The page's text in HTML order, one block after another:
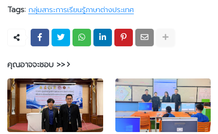
Tags: กลุ่มสาระการเรียนรู้ภาษาต่างประเทศ
คุณอาจจะชอบ >>